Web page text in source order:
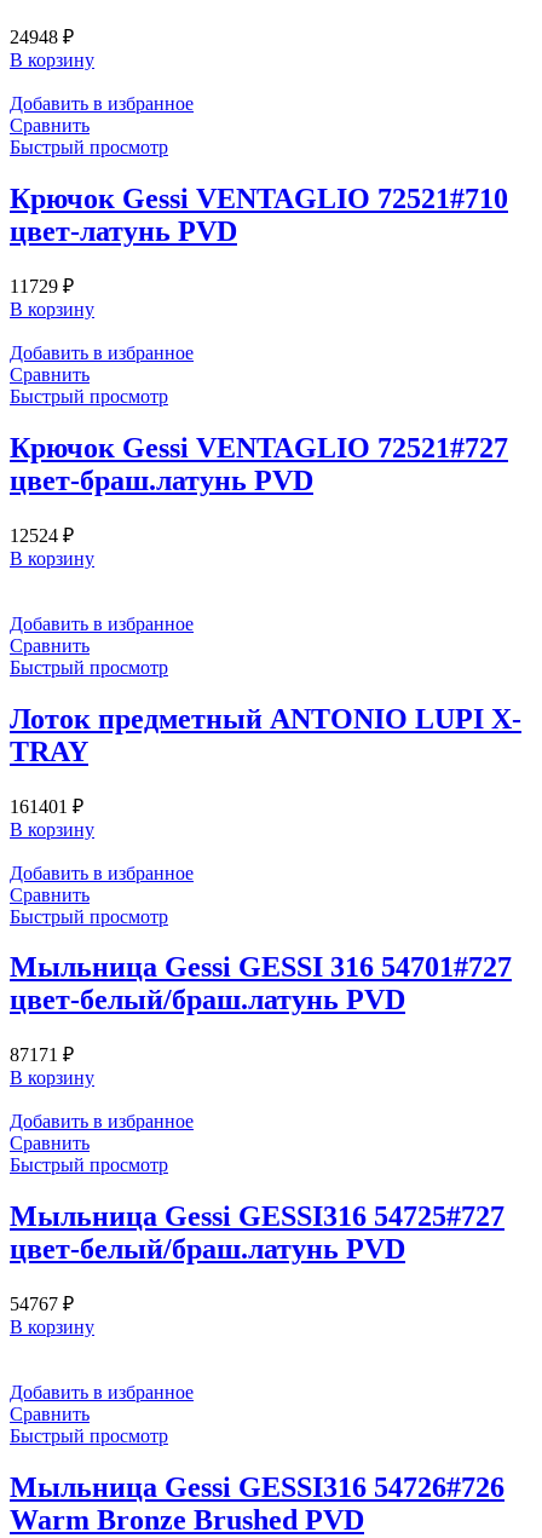
24948 ₽
В корзину
Добавить в избранное
Сравнить
Быстрый просмотр
Крючок Gessi VENTAGLIO 72521#710
цвет-латунь PVD
11729 ₽
В корзину
Добавить в избранное
Сравнить
Быстрый просмотр
Крючок Gessi VENTAGLIO 72521#727
цвет-браш.латунь PVD
12524 ₽
В корзину
Добавить в избранное
Сравнить
Быстрый просмотр
Лоток предметный ANTONIO LUPI X-
TRAY
161401 ₽
В корзину
Добавить в избранное
Сравнить
Быстрый просмотр
Мыльница Gessi GESSI 316 54701#727
цвет-белый/браш.латунь PVD
87171 ₽
В корзину
Добавить в избранное
Сравнить
Быстрый просмотр
Мыльница Gessi GESSI316 54725#727
цвет-белый/браш.латунь PVD
54767 ₽
В корзину
Добавить в избранное
Сравнить
Быстрый просмотр
Мыльница Gessi GESSI316 54726#726
Warm Bronze Brushed PVD